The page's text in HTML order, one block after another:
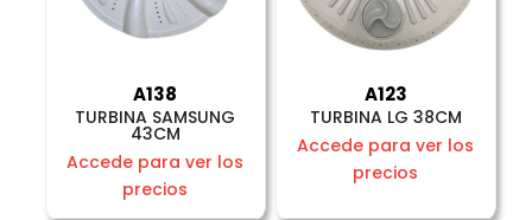
A138
TURBINA SAMSUNG
43CM
Accede para ver los
precios
A123
TURBINA LG 38CM
Accede para ver los
precios